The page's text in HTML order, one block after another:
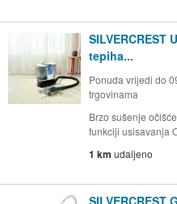
SILVERCREST
tepiha...
Ponuda vrijedi do
trgovinama
Brzo sušenje
funkciji usisavanja
1 km udaljeno
SILVERCREST